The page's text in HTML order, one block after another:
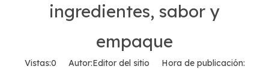
ingredientes, sabor y
empaque
Vistas:0 Autor:Editor del sitio Hora de publicación: